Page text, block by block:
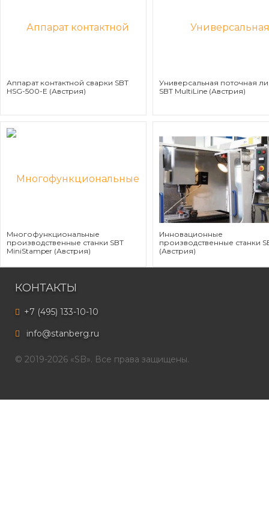
Аппарат контактной сварки SBT
HSG-500-E (Австрия)
Универсальная поточная
SBT MultiLine (Австрия)
Многофункциональные
производственные станки SBT
MiniStamper (Австрия)
Инновационные
производственные станки
(Австрия)
КОНТАКТЫ
+7 (495) 133-10-10
info@stanberg.ru
© 2019-2026 «SB». Все права защищены.